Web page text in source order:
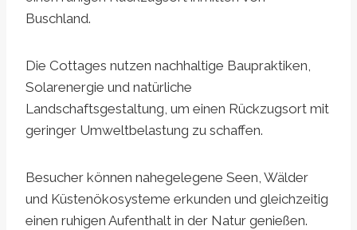
Buschland.
Die Cottages nutzen nachhaltige Baupraktiken,
Solarenergie und natürliche
Landschaftsgestaltung, um einen Rückzugsort mit
geringer Umweltbelastung zu schaffen.
Besucher können nahegelegene Seen, Wälder
und Küstenökosysteme erkunden und gleichzeitig
einen ruhigen Aufenthalt in der Natur genießen.